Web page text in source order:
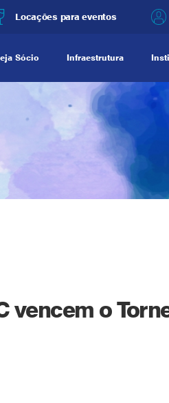
Locações para eventos
Sócio Infraestrutura
vencem o